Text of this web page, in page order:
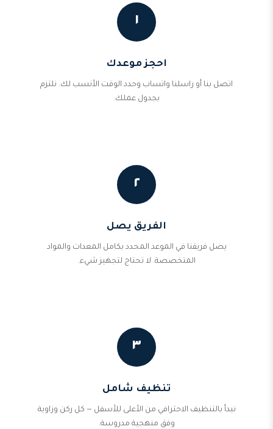
١
احجز موعدك
اتصل بنا أو راسلنا واتساب وحدد الوقت الأنسب لك. نلتزم
بجدول عملك.
٢
الفريق يصل
يصل فريقنا في الموعد المحدد بكامل المعدات والمواد
المتخصصة. لا تحتاج لتجهيز شيء.
٣
تنظيف شامل
نبدأ بالتنظيف الاحترافي من الأعلى للأسفل — كل ركن وزاوية
وفق منهجية مدروسة.